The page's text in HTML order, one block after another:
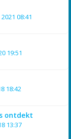
08:41
19:51
18:42
ontdekt
13:37